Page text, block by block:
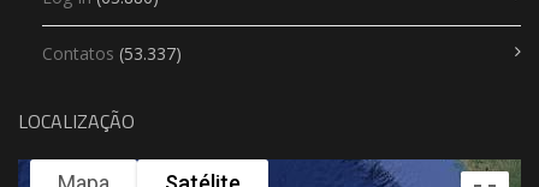
Contatos (53.337)
LOCALIZAÇÃO